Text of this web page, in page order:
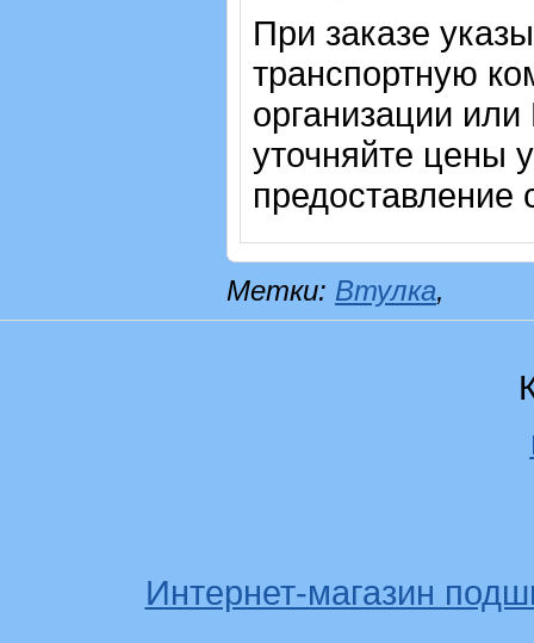
При заказе
транспортную
организации
уточняйте цены
предоставление
Метки: Втулка,
Интернет-магазин